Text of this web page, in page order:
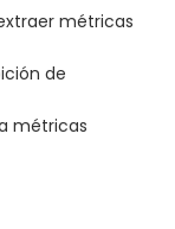
métricas
de
métricas